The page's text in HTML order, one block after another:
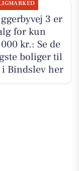
3 er
for kun
kr.: Se de
boliger til
i Bindslev her